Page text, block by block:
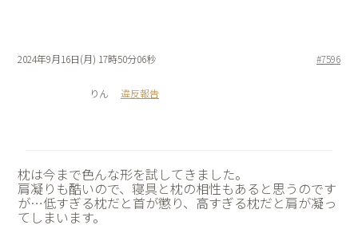
2024年9月16日(月) 17時50分06秒 #7596
りん 違反報告
枕は今まで色んな形を試してきました。
肩凝りも酷いので、寝具と枕の相性もあると思うのです
が…低すぎる枕だと首が懲り、高すぎる枕だと肩が凝っ
てしまいます。